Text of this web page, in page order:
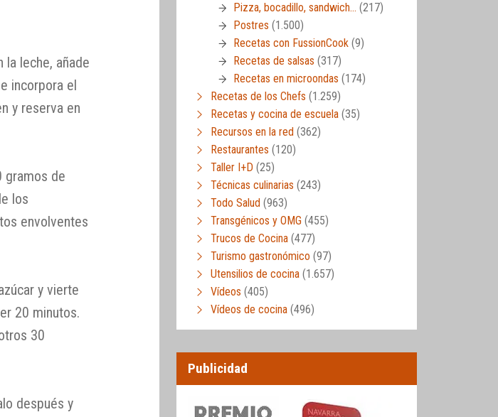
la leche, añade
incorpora el
y reserva en
gramos de
los
envolventes
y vierte
20 minutos.
30
después y
Pizza, bocadillo, sandwich… (217)
Postres (1.500)
Recetas con FussionCook (9)
Recetas de salsas (317)
Recetas en microondas (174)
Recetas de los Chefs (1.259)
Recetas y cocina de escuela (35)
Recursos en la red (362)
Restaurantes (120)
Taller I+D (25)
Técnicas culinarias (243)
Todo Salud (963)
Transgénicos y OMG (455)
Trucos de Cocina (477)
Turismo gastronómico (97)
Utensilios de cocina (1.657)
Vídeos (405)
Vídeos de cocina (496)
Publicidad